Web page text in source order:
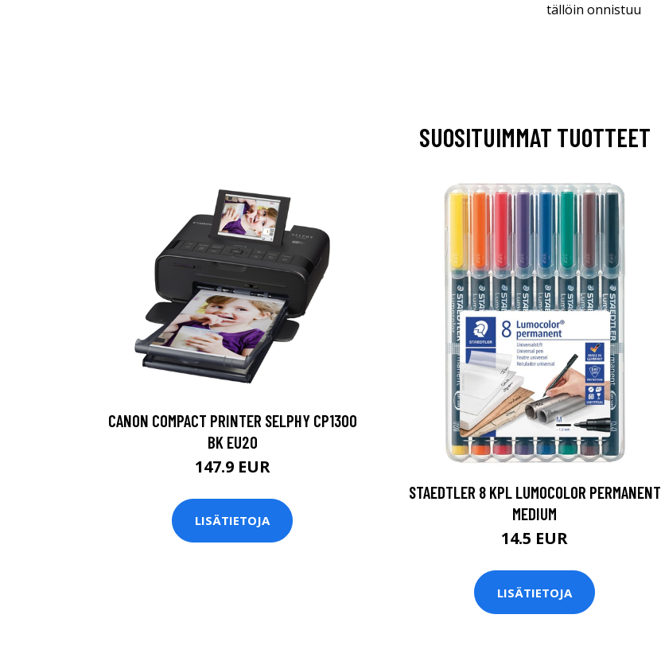
tällöin onnistuu
SUOSITUIMMAT TUOTTEET
CANON COMPACT PRINTER SELPHY CP1300
BK EU20
147.9 EUR
LISÄTIETOJA
STAEDTLER 8 KPL LUMOCOLOR PERMANENT
MEDIUM
14.5 EUR
LISÄTIETOJA